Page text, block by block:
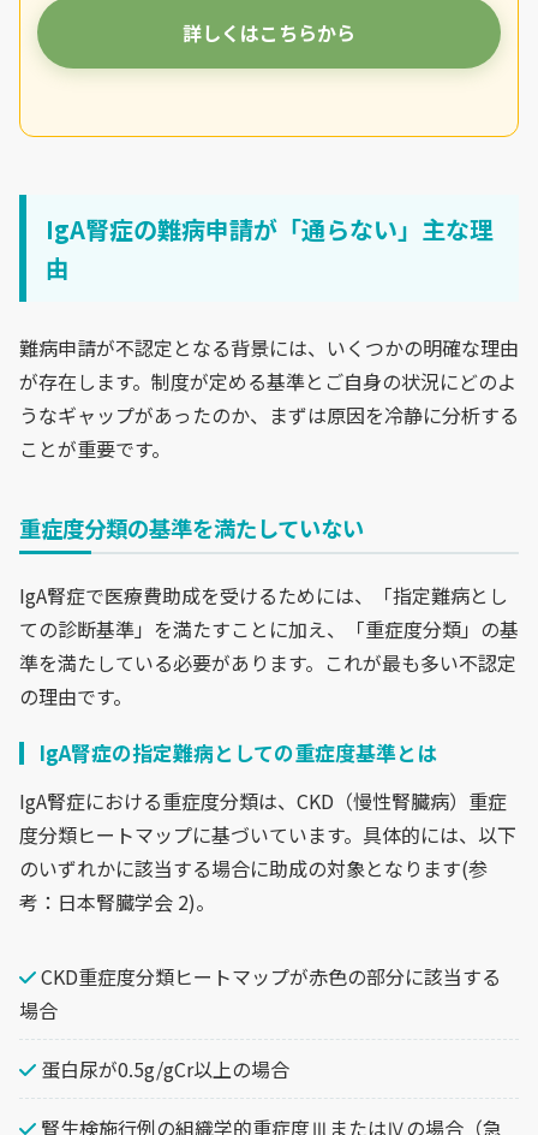
詳しくはこちらから
IgA腎症の難病申請が「通らない」主な理
由
難病申請が不認定となる背景には、いくつかの明確な理由
が存在します。制度が定める基準とご自身の状況にどのよ
うなギャップがあったのか、まずは原因を冷静に分析する
ことが重要です。
重症度分類の基準を満たしていない
IgA腎症で医療費助成を受けるためには、「指定難病とし
ての診断基準」を満たすことに加え、「重症度分類」の基
準を満たしている必要があります。これが最も多い不認定
の理由です。
IgA腎症の指定難病としての重症度基準とは
IgA腎症における重症度分類は、CKD（慢性腎臓病）重症
度分類ヒートマップに基づいています。具体的には、以下
のいずれかに該当する場合に助成の対象となります(参
考：日本腎臓学会 2)。
CKD重症度分類ヒートマップが赤色の部分に該当する
場合
蛋白尿が0.5g/gCr以上の場合
腎生検施行例の組織学的重症度ⅢまたはⅣの場合（急